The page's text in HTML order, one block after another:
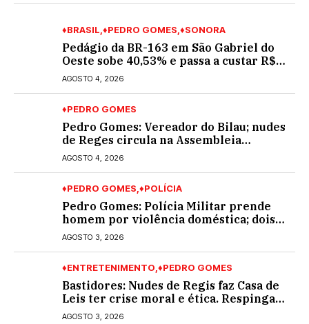
♦BRASIL ♦PEDRO GOMES ♦SONORA
Pedágio da BR-163 em São Gabriel do
Oeste sobe 40,53% e passa a custar R$
10,70 a partir desta quarta-feira
AGOSTO 4, 2026
♦PEDRO GOMES
Pedro Gomes: Vereador do Bilau; nudes
de Reges circula na Assembleia
Legislativa de MS e também na
governadoria
AGOSTO 4, 2026
♦PEDRO GOMES ♦POLÍCIA
Pedro Gomes: Polícia Militar prende
homem por violência doméstica; dois
socos na cara dela
AGOSTO 3, 2026
♦ENTRETENIMENTO ♦PEDRO GOMES
Bastidores: Nudes de Regis faz Casa de
Leis ter crise moral e ética. Respinga
em todos os vereadores e decredibiliza
AGOSTO 3, 2026